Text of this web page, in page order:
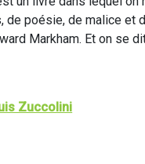
de poésie, de malice et
Markham. Et on se
Zuccolini